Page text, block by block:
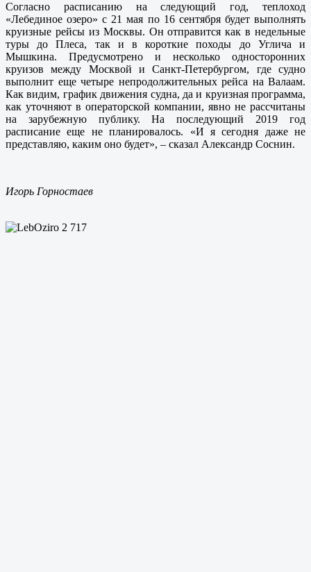
Согласно расписанию на следующий год, теплоход
«Лебединое озеро» с 21 мая по 16 сентября будет выполнять
круизные рейсы из Москвы. Он отправится как в недельные
туры до Плеса, так и в короткие походы до Углича и
Мышкина. Предусмотрено и несколько односторонних
круизов между Москвой и Санкт-Петербургом, где судно
выполнит еще четыре непродолжительных рейса на Валаам.
Как видим, график движения судна, да и круизная программа,
как уточняют в операторской компании, явно не рассчитаны
на зарубежную публику. На последующий 2019 год
расписание еще не планировалось. «И я сегодня даже не
представляю, каким оно будет», – сказал Александр Соснин.
Игорь Горностаев